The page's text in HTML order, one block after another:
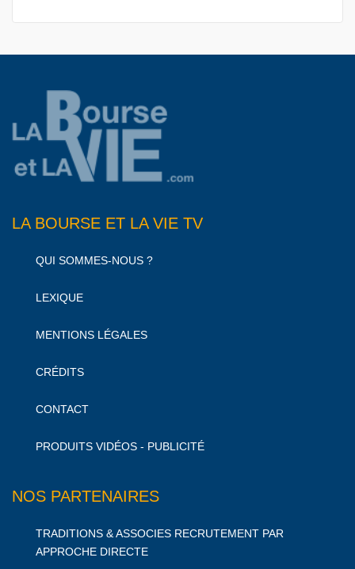
LA BOURSE ET LA VIE TV
QUI SOMMES-NOUS ?
LEXIQUE
MENTIONS LÉGALES
CRÉDITS
CONTACT
PRODUITS VIDÉOS - PUBLICITÉ
NOS PARTENAIRES
TRADITIONS & ASSOCIES RECRUTEMENT PAR
APPROCHE DIRECTE